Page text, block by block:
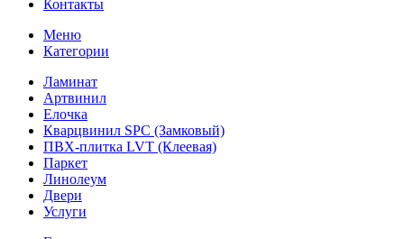
Контакты
Меню
Категории
Ламинат
Артвинил
Елочка
Кварцвинил SPC (Замковый)
ПВХ-плитка LVT (Клеевая)
Паркет
Линолеум
Двери
Услуги